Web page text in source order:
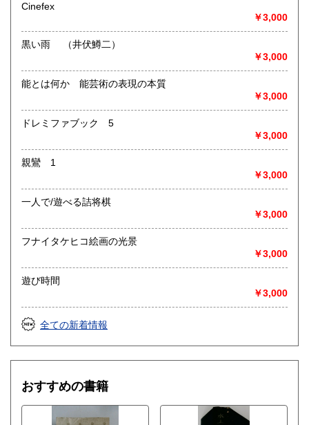
取り扱い分野
総記、哲学宗教、歴史、社会科学、自然科学、美術工芸、国
語国文、外国文学、古典籍、近代文献、趣味、外国書、サブ
Cinefex
￥3,000
黒い雨 （井伏鱒二）
￥3,000
能とは何か 能芸術の表現の本質
￥3,000
ドレミファブック 5
￥3,000
親鸞 1
￥3,000
一人で/遊べる詰将棋
￥3,000
フナイタケヒコ絵画の光景
￥3,000
遊び時間
￥3,000
全ての新着情報
おすすめの書籍